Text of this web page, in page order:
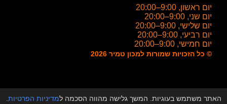
יום ראשון, 9:00–20:00
יום שני, 9:00–20:00
יום שלישי, 9:00–20:00
יום רביעי, 9:00–20:00
יום חמישי, 9:00–20:00
© כל הזכויות שמורות למכון טמיר 2026
האתר משתמש בעוגיות. המשך גלישה מהווה הסכמה למדיניות הפרטיות